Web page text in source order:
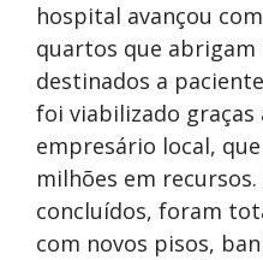
hospital avançou
quartos que abrigam
destinados a
foi viabilizado graças
empresário local,
milhões em
concluídos, foram
com novos pisos,